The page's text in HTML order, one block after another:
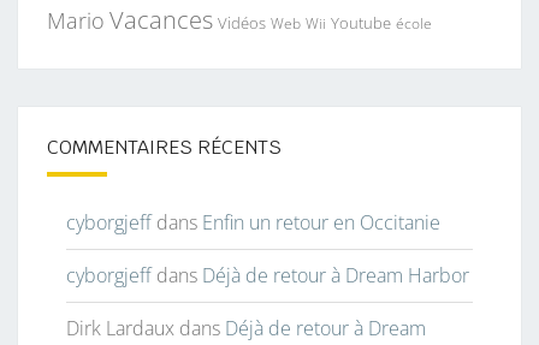
Mario Vacances Vidéos Web Wii Youtube école
COMMENTAIRES RÉCENTS
cyborgjeffdans Enfin un retour en Occitanie
cyborgjeffdans Déjà de retour à Dream Harbor
Dirk Lardaux dans Déjà de retour à Dream